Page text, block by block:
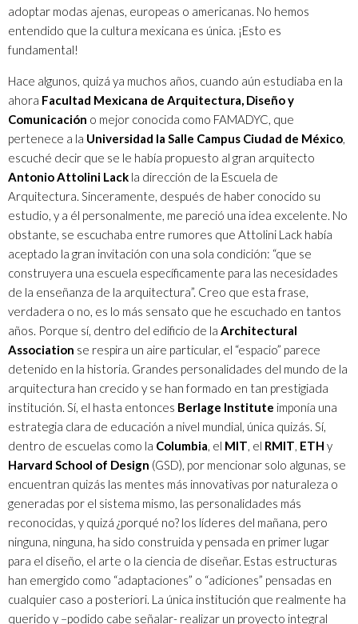
adoptar modas ajenas, europeas o americanas. No hemos
entendido que la cultura mexicana es única. ¡Esto es
fundamental!
Hace algunos, quizá ya muchos años, cuando aún estudiaba en la
ahora Facultad Mexicana de Arquitectura, Diseño y
Comunicación o mejor conocida como FAMADYC, que
pertenece a la Universidad la Salle Campus Ciudad de México,
escuché decir que se le había propuesto al gran arquitecto
Antonio Attolini Lack la dirección de la Escuela de
Arquitectura. Sinceramente, después de haber conocido su
estudio, y a él personalmente, me pareció una idea excelente. No
obstante, se escuchaba entre rumores que Attolini Lack había
aceptado la gran invitación con una sola condición: “que se
construyera una escuela específicamente para las necesidades
de la enseñanza de la arquitectura”. Creo que esta frase,
verdadera o no, es lo más sensato que he escuchado en tantos
años. Porque sí, dentro del edificio de la Architectural
Association se respira un aire particular, el “espacio” parece
detenido en la historia. Grandes personalidades del mundo de la
arquitectura han crecido y se han formado en tan prestigiada
institución. Sí, el hasta entonces Berlage Institute imponía una
estrategia clara de educación a nivel mundial, única quizás. Sí,
dentro de escuelas como la Columbia, el MIT, el RMIT, ETH y
Harvard School of Design (GSD), por mencionar solo algunas, se
encuentran quizás las mentes más innovativas por naturaleza o
generadas por el sistema mismo, las personalidades más
reconocidas, y quizá ¿porqué no? los líderes del mañana, pero
ninguna, ninguna, ha sido construida y pensada en primer lugar
para el diseño, el arte o la ciencia de diseñar. Estas estructuras
han emergido como “adaptaciones” o “adiciones” pensadas en
cualquier caso a posteriori. La única institución que realmente ha
querido y –podido cabe señalar- realizar un proyecto integral